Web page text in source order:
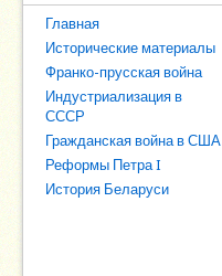
Главная
Исторические материалы
Франко-прусская война
Индустриализация в
СССР
Гражданская война в США
Реформы Петра I
История Беларуси